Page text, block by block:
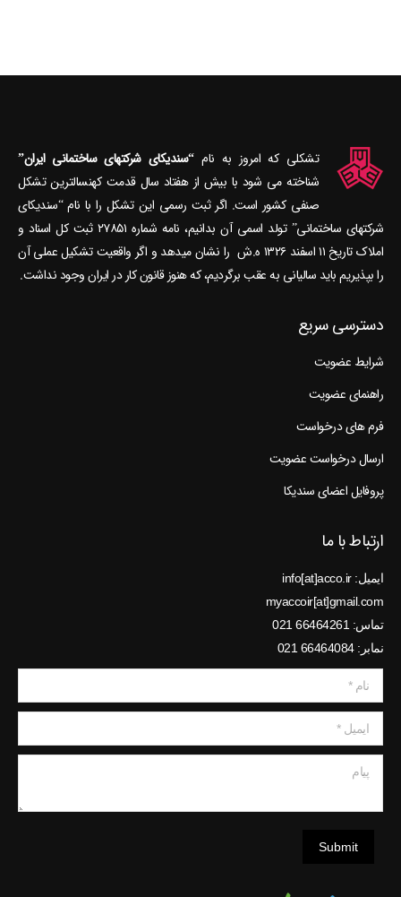
تشکلی که امروز به نام“سندیکای شرکتهای ساختمانی ایران”
شناخته می‎ شود با بیش از هفتاد سال قدمت کهنسال‎ترین تشکل
صنفی کشور است. اگر ثبت رسمی این تشکل را با نام “سندیکای
شرکتهای ساختمانی” تولد اسمی آن بدانیم، نامه شماره ۲۷۸۵۱ ثبت کل اسناد و
املاک تاریخ ۱۱ اسفند ۱۳۲۶ ه.ش را نشان می‎دهد و اگر واقعیت تشکیل عملی آن
را بپذیریم باید سالیانی به عقب برگردیم، که هنوز قانون کار در ایران وجود نداشت.
دسترسی سریع
شرایط عضویت
راهنمای عضویت
فرم های درخواست
ارسال درخواست عضویت
پروفایل اعضای سندیکا
ارتباط با ما
ایمیل: info[at]acco.ir
myaccoir[at]gmail.com
تماس: 66464261 021
نمابر: 66464084 021
نام *
ایمیل *
Submit